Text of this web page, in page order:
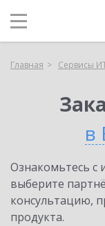
Главная Сервисы
в
Ознакомьтесь
выберите
консультацию,
продукта.